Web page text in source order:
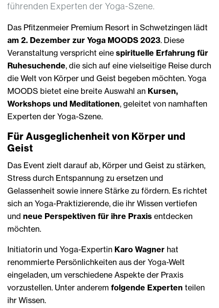
führenden Experten der Yoga-Szene.
Das Pfitzenmeier Premium Resort in Schwetzingen lädt
am 2. Dezember zur Yoga MOODS 2023. Diese
Veranstaltung verspricht eine spirituelle Erfahrung für
Ruhesuchende, die sich auf eine vielseitige Reise durch
die Welt von Körper und Geist begeben möchten. Yoga
MOODS bietet eine breite Auswahl an Kursen,
Workshops und Meditationen, geleitet von namhaften
Experten der Yoga-Szene.
Für Ausgeglichenheit von Körper und
Geist
Das Event zielt darauf ab, Körper und Geist zu stärken,
Stress durch Entspannung zu ersetzen und
Gelassenheit sowie innere Stärke zu fördern. Es richtet
sich an Yoga-Praktizierende, die ihr Wissen vertiefen
und neue Perspektiven für ihre Praxis entdecken
möchten.
Initiatorin und Yoga-Expertin Karo Wagner hat
renommierte Persönlichkeiten aus der Yoga-Welt
eingeladen, um verschiedene Aspekte der Praxis
vorzustellen. Unter anderem folgende Experten teilen
ihr Wissen.